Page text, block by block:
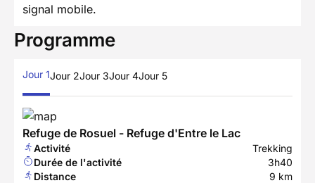
signal mobile.
Programme
Jour 1Jour 2Jour 3Jour 4Jour 5
Refuge de Rosuel - Refuge d'Entre le Lac
Activité
Trekking
Durée de l'activité
3h40
Distance
9 km